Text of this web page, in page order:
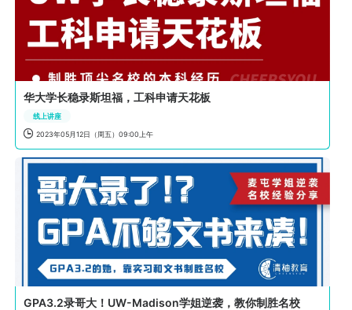
华大学长稳录斯坦福，工科申请天花板
线上讲座
 2023年05月12日（周五）09:00上午
GPA3.2录哥大！UW-Madison学姐逆袭，教你制胜名校